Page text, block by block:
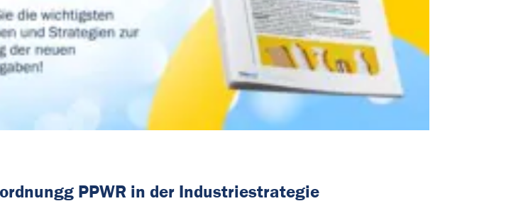
PPWR in der Industriestrategie